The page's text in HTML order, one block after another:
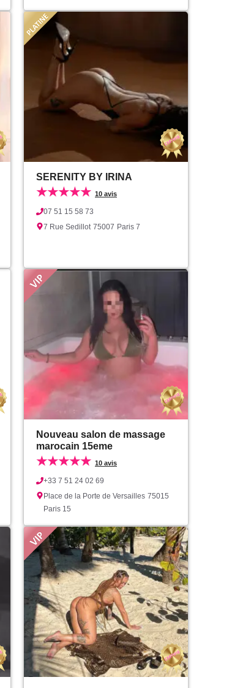
SERENITY BY IRINA
★★★★★ 10 avis
07 51 15 58 73
7 Rue Sedillot 75007 Paris 7
Nouveau salon de massage
marocain 15eme
★★★★★ 10 avis
+33 7 51 24 02 69
Place de la Porte de Versailles 75015
Paris 15